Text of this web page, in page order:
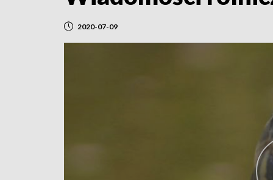
2020-07-09